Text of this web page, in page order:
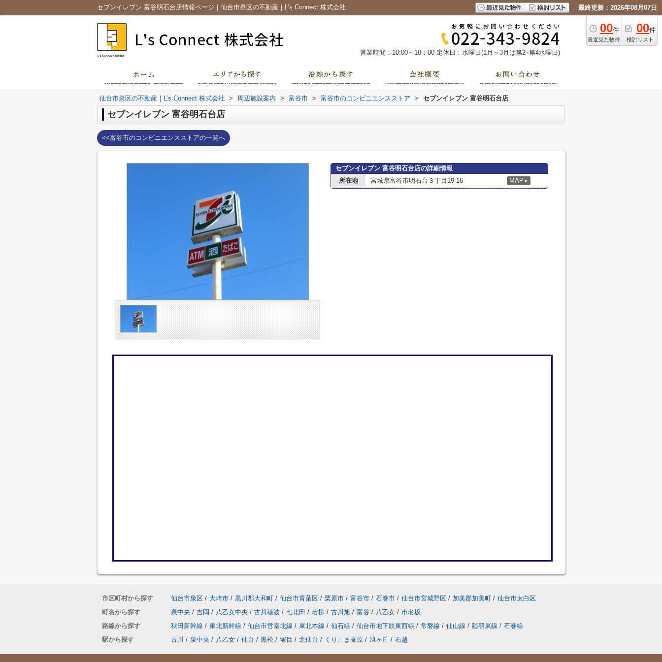
セブンイレブン 富谷明石台店情報ページ｜仙台市泉区の不動産｜L’s Connect 株式会社 最終更新：2026年08月07日
00件
最近見た物件
00件
検討リスト
営業時間：10:00～18：00 定休日：水曜日(1月～3月は第2･第4水曜日)
仙台市泉区の不動産｜L’s Connect 株式会社 > 周辺施設案内 > 富谷市 > 富谷市のコンビニエンスストア > セブンイレブン 富谷明石台店
セブンイレブン 富谷明石台店
<<富谷市のコンビニエンスストアの一覧へ
セブンイレブン 富谷明石台店の詳細情報
所在地
宮城県富谷市明石台３丁目19-16 MAP ▼
市区町村から探す 仙台市泉区 / 大崎市 / 黒川郡大和町 / 仙台市青葉区 / 栗原市 / 富谷市 / 石巻市 / 仙台市宮城野区 / 加美郡加美町 / 仙台市太白区
町名から探す
泉中央 / 吉岡 / 八乙女中央 / 古川穂波 / 七北田 / 若柳 / 古川旭 / 富谷 / 八乙女 / 市名坂
路線から探す
秋田新幹線 / 東北新幹線 / 仙台市営南北線 / 東北本線 / 仙石線 / 仙台市地下鉄東西線 / 常磐線 / 仙山線 / 陸羽東線 / 石巻線
駅から探す
古川 / 泉中央 / 八乙女 / 仙台 / 黒松 / 塚目 / 北仙台 / くりこま高原 / 旭ヶ丘 / 石越